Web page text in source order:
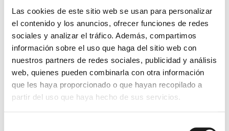
Las cookies de este sitio web se usan para personalizar
el contenido y los anuncios, ofrecer funciones de redes
sociales y analizar el tráfico. Además, compartimos
información sobre el uso que haga del sitio web con
nuestros partners de redes sociales, publicidad y análisis
web, quienes pueden combinarla con otra información
que les haya proporcionado o que hayan recopilado a
partir del uso que haya hecho de sus servicios.
existen otros documentos necesarios y recomendados
para este tipo de viajes:
Documentos de Identificación
En viajes dentro de España, la autorización del
progenitor no es obligatoria. Sin embargo, a partir de
los14 años, el menor debe tener un DNI.